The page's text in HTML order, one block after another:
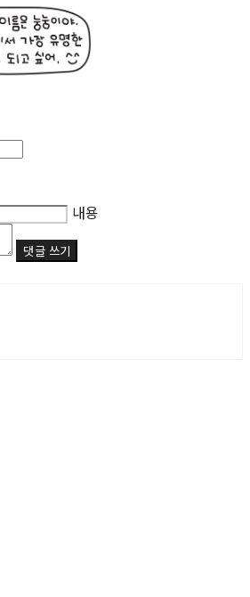
내용
댓글 쓰기